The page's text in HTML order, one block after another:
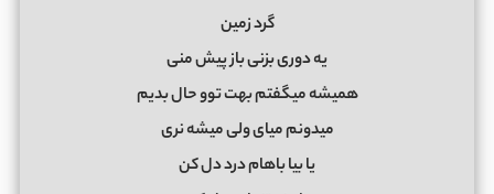
گرد زمین
یه دوری بزنی باز پیش منی
همیشه میگفتم بهت توو حال بدیم
میدونم میای ولی میشه نری
یا بیا باهام درد دل کن